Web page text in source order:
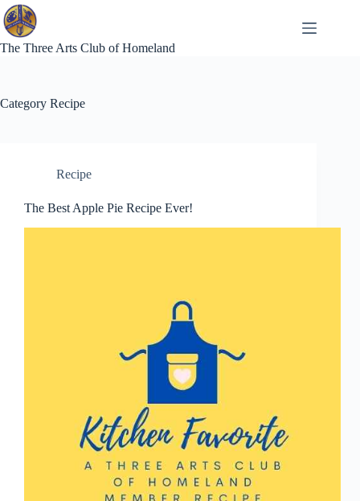
Skip
to
content
The Three Arts Club of Homeland
Category Recipe
Recipe
The Best Apple Pie Recipe Ever!